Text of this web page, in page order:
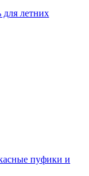
для летних
пуфики и